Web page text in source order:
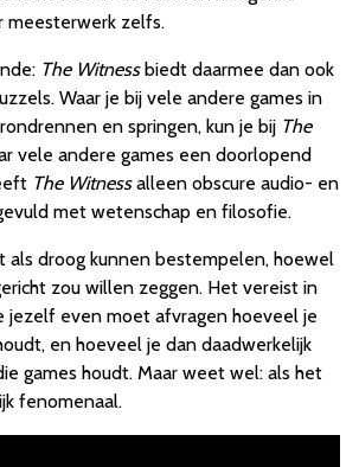
meesterwerk zelfs.
The Witnessbiedt daarmee dan ook
Waar je bij vele andere games in
en springen, kun je bij The
vele andere games een doorlopend
The Witnessalleen obscure audio- en
met wetenschap en filosofie.
als droog kunnen bestempelen, hoewel
zou willen zeggen. Het vereist in
jezelf even moet afvragen hoeveel je
en hoeveel je dan daadwerkelijk
games houdt. Maar weet wel: als het
fenomenaal.